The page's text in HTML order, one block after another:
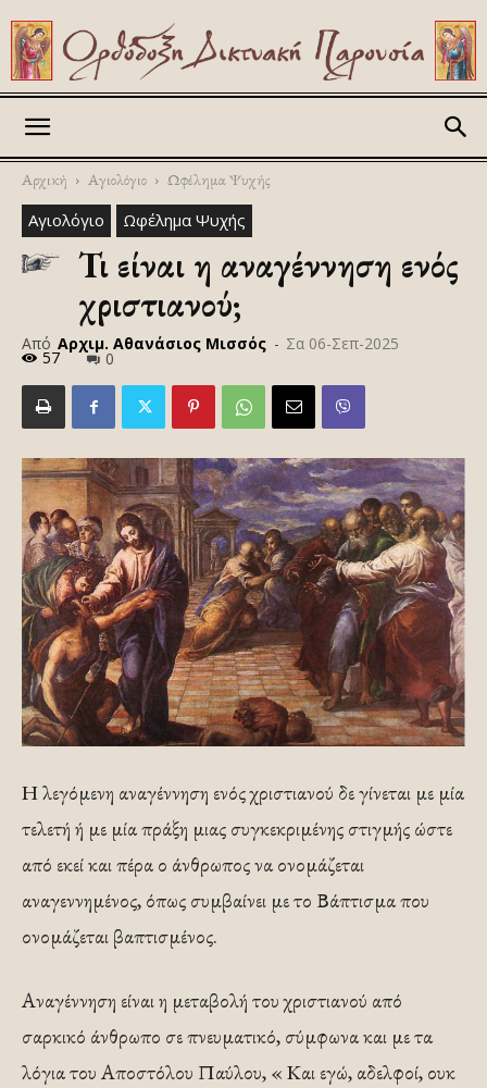
Αρχική Αγιολόγιο Ωφέλημα Ψυχής
Αγιολόγιο Ωφέλημα Ψυχής
Τι είναι η αναγέννηση ενός
χριστιανού;
Από Αρχιμ. Αθανάσιος Μισσός - Σα 06-Σεπ-2025
57 0
Η λεγόμενη αναγέννηση ενός χριστιανού δε γίνεται με μία
τελετή ή με μία πράξη μιας συγκεκριμένης στιγμής ώστε
από εκεί και πέρα ο άνθρωπος να ονομάζεται
αναγεννημένος, όπως συμβαίνει με το Βάπτισμα που
ονομάζεται βαπτισμένος.
Αναγέννηση είναι η μεταβολή του χριστιανού από
σαρκικό άνθρωπο σε πνευματικό, σύμφωνα και με τα
λόγια του Αποστόλου Παύλου, « Και εγώ, αδελφοί, ουκ